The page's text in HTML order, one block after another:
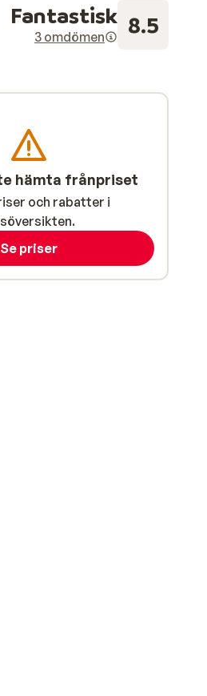
Fantastisk
3 omdömen 8.5
hämta frånpriset
och rabatter i
Se priser